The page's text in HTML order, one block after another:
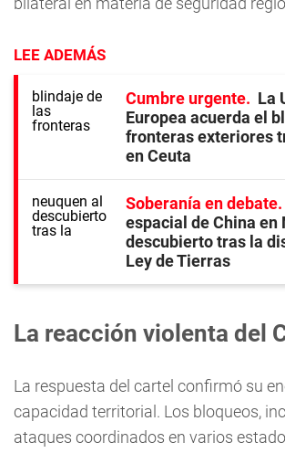
LEE ADEMÁS
Cumbre urgente
La
Europea acuerda el
fronteras exteriores
en Ceuta
Soberanía en debate
espacial de China en
descubierto tras la
Ley de Tierras
La reacción violenta del
La respuesta del cartel confirmó su
capacidad territorial. Los bloqueos,
ataques coordinados en varios